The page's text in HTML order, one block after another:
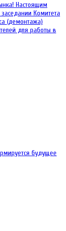
Настоящим
Комитета
(демонтажа)
для работы в
будущее